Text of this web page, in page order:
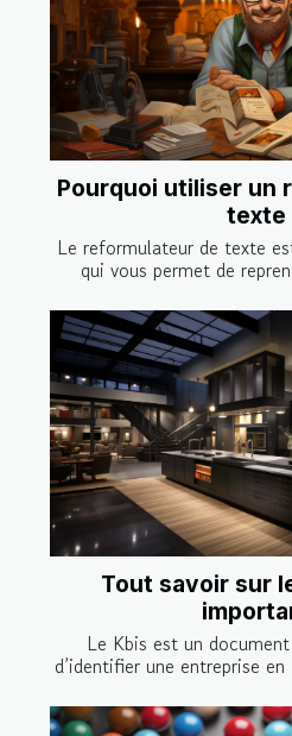
Pourquoi utiliser un
texte
Le reformulateur de texte
qui vous permet de
Tout savoir sur
Le Kbis est un
d’identifier une entreprise